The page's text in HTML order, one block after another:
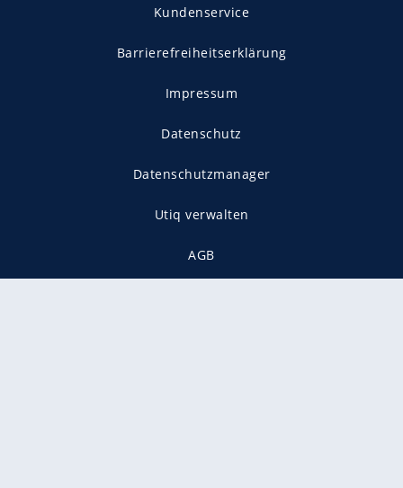
Kundenservice
Barrierefreiheitserklärung
Impressum
Datenschutz
Datenschutzmanager
Utiq verwalten
AGB